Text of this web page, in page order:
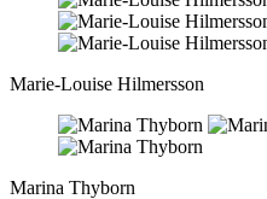
Marie-Louise Hilmersson
Marina Thyborn